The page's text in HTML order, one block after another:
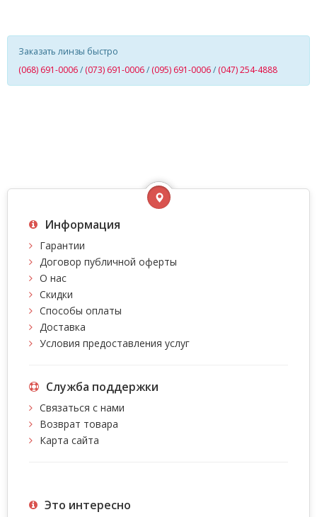
Заказать линзы быстро
(068) 691-0006/ (073) 691-0006/ (095) 691-0006/ (047) 254-4888
Информация
Гарантии
Договор публичной оферты
О нас
Скидки
Способы оплаты
Доставка
Условия предоставления услуг
Служба поддержки
Связаться с нами
Возврат товара
Карта сайта
Это интересно